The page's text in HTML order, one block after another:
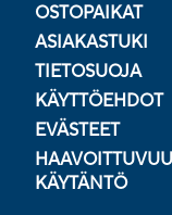
OSTOPAIKAT
ASIAKASTUKI
TIETOSUOJA
KÄYTTÖEHDOT
EVÄSTEET
KÄYTÄNTÖ